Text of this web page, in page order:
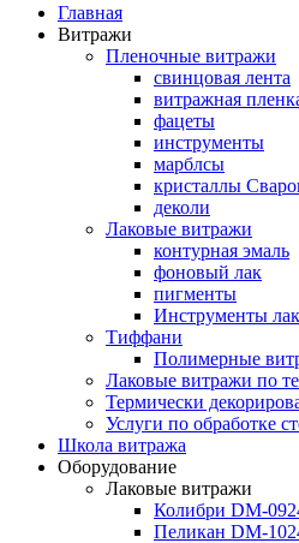
Главная
Витражи
Пленочные витражи
свинцовая лента
витражная
фацеты
инструменты
марблсы
кристаллы
деколи
Лаковые витражи
контурная эмаль
фоновый лак
пигменты
Инструменты
Тиффани
Полимерные
Лаковые витражи по
Термически
Услуги по обработке
Школа витража
Оборудование
Лаковые витражи
Колибри DM-
Пеликан DM-